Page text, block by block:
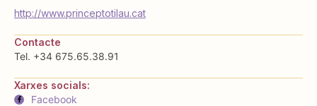
http://www.princeptotilau.cat
Contacte
Tel. +34 675.65.38.91
Xarxes socials:
Facebook